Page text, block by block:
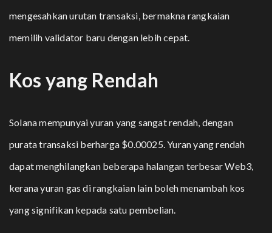
mengesahkan urutan transaksi, bermakna rangkaian
memilih validator baru dengan lebih cepat.
Kos yang Rendah
Solana mempunyai yuran yang sangat rendah, dengan
purata transaksi berharga $0.00025. Yuran yang rendah
dapat menghilangkan beberapa halangan terbesar Web3,
kerana yuran gas di rangkaian lain boleh menambah kos
yang signifikan kepada satu pembelian.